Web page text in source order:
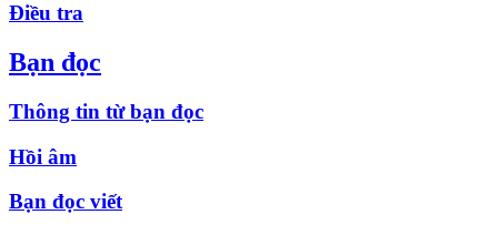
Điều tra
Bạn đọc
Thông tin từ bạn đọc
Hồi âm
Bạn đọc viết